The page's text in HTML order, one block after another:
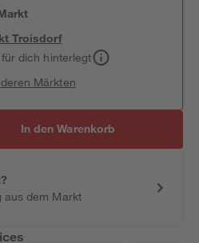
Troisdorf
dich hinterlegt
Märkten
In den Warenkorb
aus dem Markt